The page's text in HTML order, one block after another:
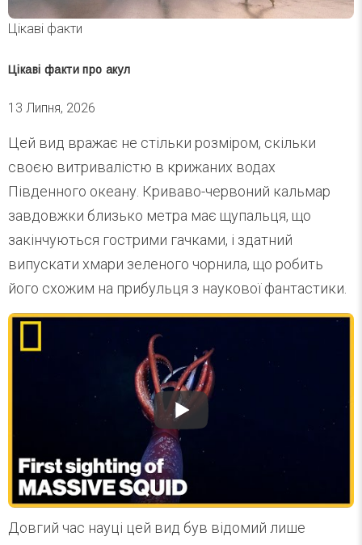
Цікаві факти
Цікаві факти про акул
13 Липня, 2026
Цей вид вражає не стільки розміром, скільки
своєю витривалістю в крижаних водах
Південного океану. Криваво-червоний кальмар
завдовжки близько метра має щупальця, що
закінчуються гострими гачками, і здатний
випускати хмари зеленого чорнила, що робить
його схожим на прибульця з наукової фантастики.
Довгий час науці цей вид був відомий лише